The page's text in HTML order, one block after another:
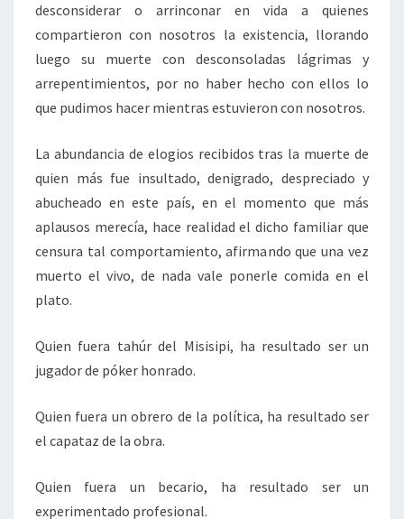
desconsiderar o arrinconar en vida a quienes
compartieron con nosotros la existencia, llorando
luego su muerte con desconsoladas lágrimas y
arrepentimientos, por no haber hecho con ellos lo
que pudimos hacer mientras estuvieron con nosotros.
La abundancia de elogios recibidos tras la muerte de
quien más fue insultado, denigrado, despreciado y
abucheado en este país, en el momento que más
aplausos merecía, hace realidad el dicho familiar que
censura tal comportamiento, afirmando que una vez
muerto el vivo, de nada vale ponerle comida en el
plato.
Quien fuera tahúr del Misisipi, ha resultado ser un
jugador de póker honrado.
Quien fuera un obrero de la política, ha resultado ser
el capataz de la obra.
Quien fuera un becario, ha resultado ser un
experimentado profesional.